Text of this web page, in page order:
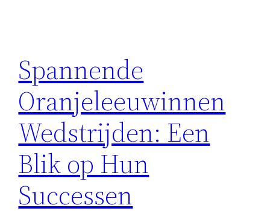
Spannende
Oranjeleeuwinnen
Wedstrijden: Een
Blik op Hun
Successen